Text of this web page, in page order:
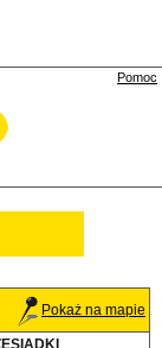
Pomoc
Pokaż na mapie